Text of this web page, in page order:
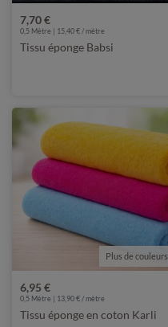
7,70 €
0,5 Mètre | 15,40 € / mètre
Tissu éponge Babsi
Plus de couleurs
6,95 €
0,5 Mètre | 13,90 € / mètre
Tissu éponge en coton Karli